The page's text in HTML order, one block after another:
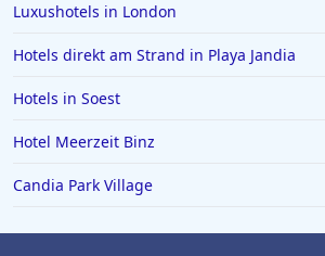
Luxushotels in London
Hotels direkt am Strand in Playa Jandia
Hotels in Soest
Hotel Meerzeit Binz
Candia Park Village